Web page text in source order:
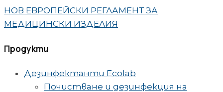
НОВ ЕВРОПЕЙСКИ РЕГЛАМЕНТ ЗА
МЕДИЦИНСКИ ИЗДЕЛИЯ
Продукти
Дезинфектанти Ecolab
Почистване и дезинфекция на